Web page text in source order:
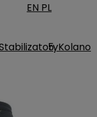
EN PL
Kolano